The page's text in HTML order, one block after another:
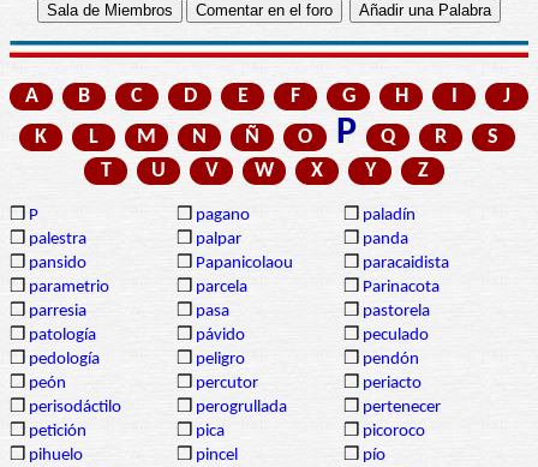
A B C D E F G H I
J
K
L M N Ñ O P Q R
S
T
U V W X Y Z
❒ P ❒ pagano ❒ paladín
❒ palestra ❒ palpar ❒ panda
❒ pansido ❒ Papanicolaou ❒ paracaidista
❒ parametrio ❒ parcela ❒ Parinacota
❒ parresia ❒ pasa ❒ pastorela
❒ patología ❒ pávido ❒ peculado
❒ pedología ❒ peligro ❒ pendón
❒ peón ❒ percutor ❒ periacto
❒ perisodáctilo ❒ perogrullada ❒ pertenecer
❒ petición ❒ pica ❒ picoroco
❒ pihuelo ❒ pincel ❒ pío